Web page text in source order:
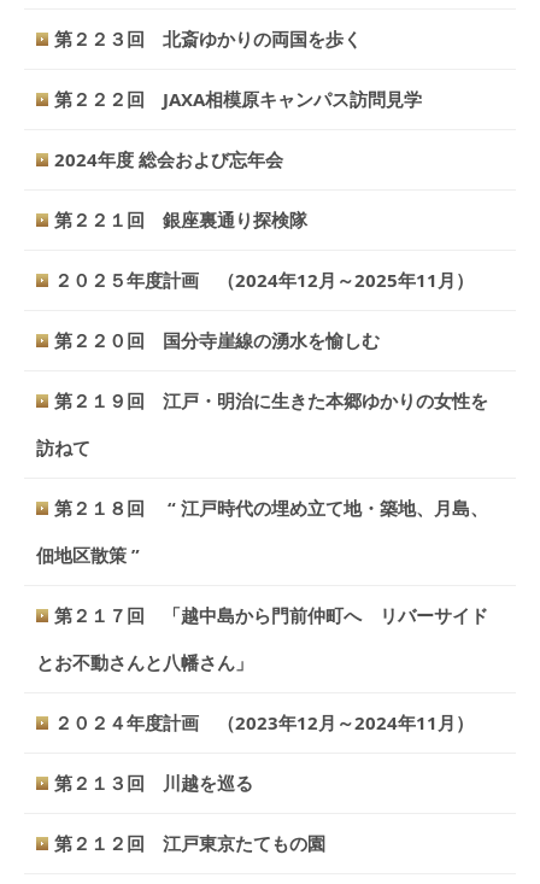
第２２３回 北斎ゆかりの両国を歩く
第２２２回 JAXA相模原キャンパス訪問見学
2024年度 総会および忘年会
第２２１回 銀座裏通り探検隊
２０２５年度計画 （2024年12月～2025年11月）
第２２０回 国分寺崖線の湧水を愉しむ
第２１９回 江戸・明治に生きた本郷ゆかりの女性を
訪ねて
第２１８回 “ 江戸時代の埋め立て地・築地、月島、
佃地区散策 ”
第２１７回 「越中島から門前仲町へ リバーサイド
とお不動さんと八幡さん」
２０２４年度計画 （2023年12月～2024年11月）
第２１３回 川越を巡る
第２１２回 江戸東京たてもの園